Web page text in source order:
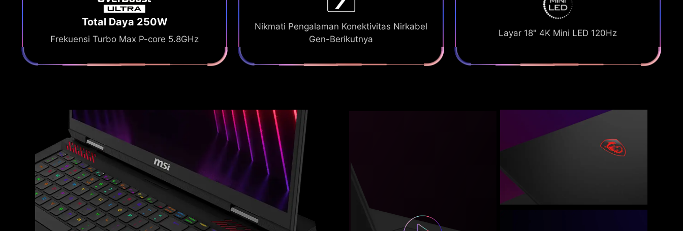
Total Daya 250W
Frekuensi Turbo Max P-core 5.8GHz
Nikmati Pengalaman Konektivitas Nirkabel
Gen-Berikutnya
Layar 18" 4K Mini LED 120Hz